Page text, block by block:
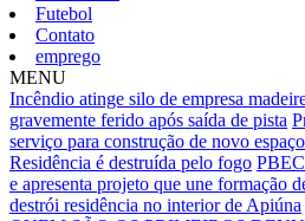
Futebol
Contato
emprego
MENU
Incêndio atinge silo de empresa
gravemente ferido após saída de pista
serviço para construção de novo
Residência é destruída pelo fogo
e apresenta projeto que une formação
destrói residência no interior de Apiúna